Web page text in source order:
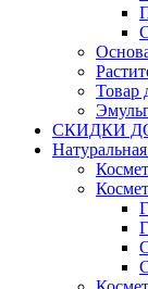
Товар
СКИДКИ